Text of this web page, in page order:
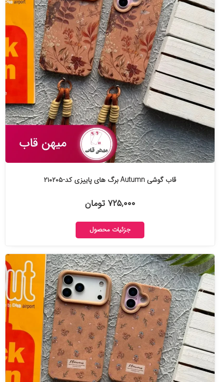
قاب گوشی Autumn برگ های پاییزی کد-۲۱۰۲۰۵
۷۲۵,۰۰۰ تومان
جزئیات محصول